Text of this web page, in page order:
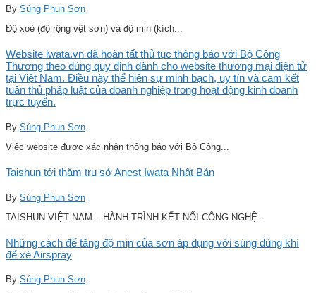
By Súng Phun Sơn
Độ xoè (độ rộng vệt sơn) và độ mịn (kích...
Website iwata.vn đã hoàn tất thủ tục thông báo với Bộ Công
Thương theo đúng quy định dành cho website thương mại điện tử
tại Việt Nam. Điều này thể hiện sự minh bạch, uy tín và cam kết
tuân thủ pháp luật của doanh nghiệp trong hoạt động kinh doanh
trực tuyến.
By Súng Phun Sơn
Việc website được xác nhận thông báo với Bộ Công...
Taishun tới thăm trụ sở Anest Iwata Nhật Bản
By Súng Phun Sơn
TAISHUN VIỆT NAM – HÀNH TRÌNH KẾT NỐI CÔNG NGHỆ...
Những cách để tăng độ mịn của sơn áp dụng với súng dùng khí
để xé Airspray
By Súng Phun Sơn